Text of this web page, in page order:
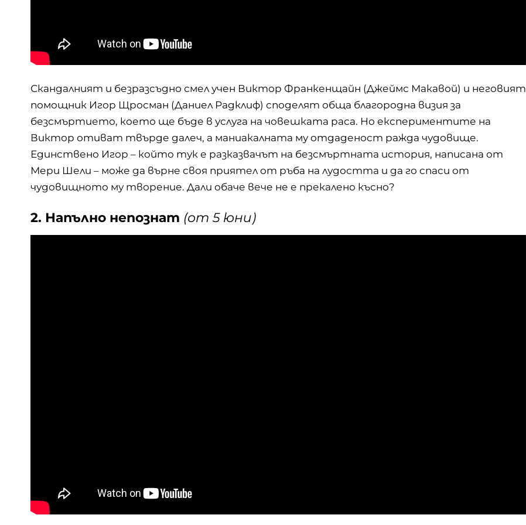
Скандалният и безразсъдно смел учен Виктор Франкенщайн (Джеймс Макавой) и неговият
помощник Игор Щросман (Даниел Радклиф) споделят обща благородна визия за
безсмъртието, което ще бъде в услуга на човешката раса. Но експериментите на
Виктор отиват твърде далеч, а маниакалната му отдаденост ражда чудовище.
Единствено Игор – който тук е разказвачът на безсмъртната история, написана от
Мери Шели – може да върне своя приятел от ръба на лудостта и да го спаси от
чудовищното му творение. Дали обаче вече не е прекалено късно?
2. Напълно непознат (от 5 юни)